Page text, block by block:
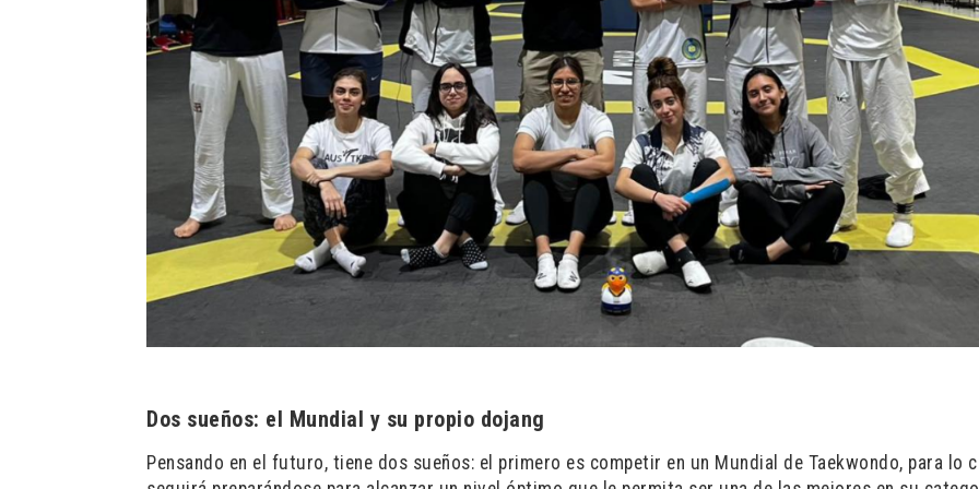
Dos sueños: el Mundial y su propio dojang
Pensando en el futuro, tiene dos sueños: el primero es competir en un Mundial de Taekwondo, para lo